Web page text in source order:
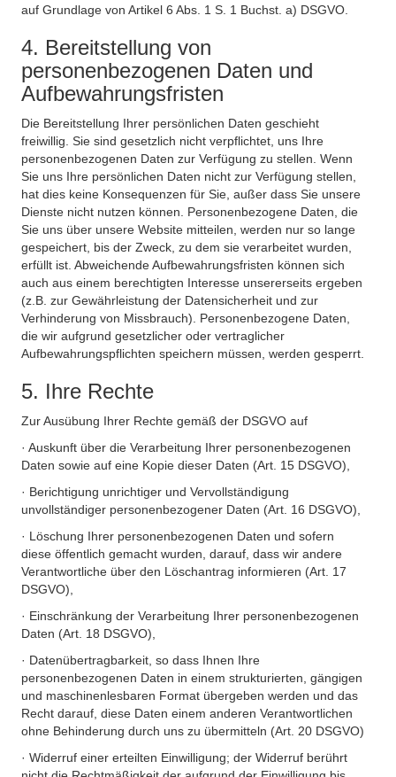
auf Grundlage von Artikel 6 Abs. 1 S. 1 Buchst. a) DSGVO.
4. Bereitstellung von
personenbezogenen Daten und
Aufbewahrungsfristen
Die Bereitstellung Ihrer persönlichen Daten geschieht
freiwillig. Sie sind gesetzlich nicht verpflichtet, uns Ihre
personenbezogenen Daten zur Verfügung zu stellen. Wenn
Sie uns Ihre persönlichen Daten nicht zur Verfügung stellen,
hat dies keine Konsequenzen für Sie, außer dass Sie unsere
Dienste nicht nutzen können. Personenbezogene Daten, die
Sie uns über unsere Website mitteilen, werden nur so lange
gespeichert, bis der Zweck, zu dem sie verarbeitet wurden,
erfüllt ist. Abweichende Aufbewahrungsfristen können sich
auch aus einem berechtigten Interesse unsererseits ergeben
(z.B. zur Gewährleistung der Datensicherheit und zur
Verhinderung von Missbrauch). Personenbezogene Daten,
die wir aufgrund gesetzlicher oder vertraglicher
Aufbewahrungspflichten speichern müssen, werden gesperrt.
5. Ihre Rechte
Zur Ausübung Ihrer Rechte gemäß der DSGVO auf
· Auskunft über die Verarbeitung Ihrer personenbezogenen
Daten sowie auf eine Kopie dieser Daten (Art. 15 DSGVO),
· Berichtigung unrichtiger und Vervollständigung
unvollständiger personenbezogener Daten (Art. 16 DSGVO),
· Löschung Ihrer personenbezogenen Daten und sofern
diese öffentlich gemacht wurden, darauf, dass wir andere
Verantwortliche über den Löschantrag informieren (Art. 17
DSGVO),
· Einschränkung der Verarbeitung Ihrer personenbezogenen
Daten (Art. 18 DSGVO),
· Datenübertragbarkeit, so dass Ihnen Ihre
personenbezogenen Daten in einem strukturierten, gängigen
und maschinenlesbaren Format übergeben werden und das
Recht darauf, diese Daten einem anderen Verantwortlichen
ohne Behinderung durch uns zu übermitteln (Art. 20 DSGVO)
· Widerruf einer erteilten Einwilligung; der Widerruf berührt